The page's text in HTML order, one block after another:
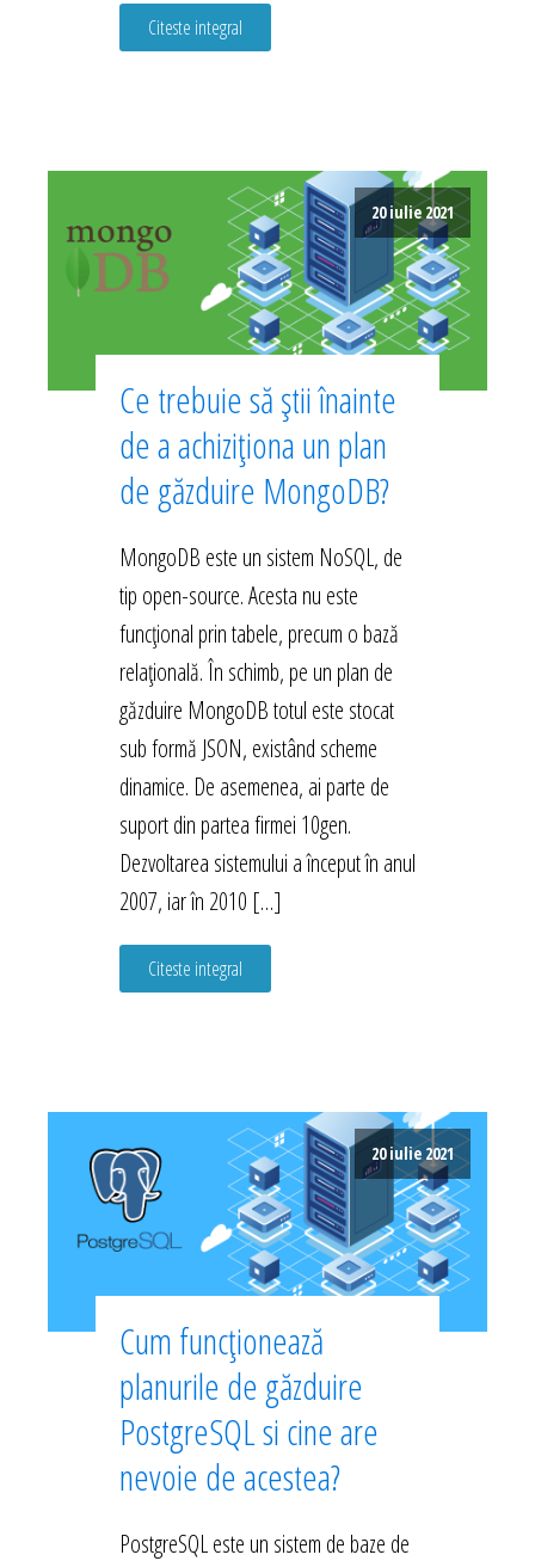
Citeste integral
20 iulie 2021
Ce trebuie să știi înainte
de a achiziționa un plan
de găzduire MongoDB?
MongoDB este un sistem NoSQL, de
tip open-source. Acesta nu este
funcțional prin tabele, precum o bază
relațională. În schimb, pe un plan de
găzduire MongoDB totul este stocat
sub formă JSON, existând scheme
dinamice. De asemenea, ai parte de
suport din partea firmei 10gen.
Dezvoltarea sistemului a început în anul
2007, iar în 2010 […]
Citeste integral
20 iulie 2021
Cum funcționează
planurile de găzduire
PostgreSQL si cine are
nevoie de acestea?
PostgreSQL este un sistem de baze de